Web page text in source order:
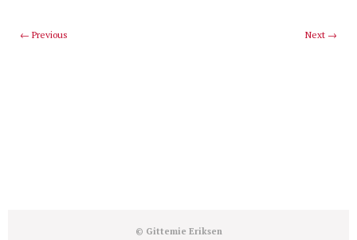
Next →
← Previous
© Gittemie Eriksen